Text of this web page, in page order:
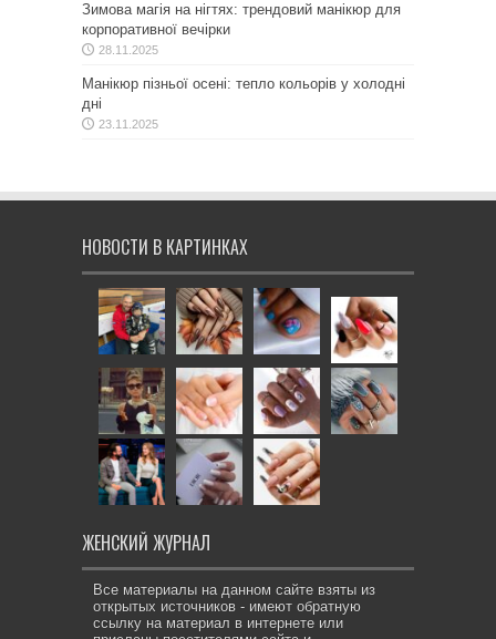
Зимова магія на нігтях: трендовий манікюр для
корпоративної вечірки
28.11.2025
Манікюр пізньої осені: тепло кольорів у холодні
дні
23.11.2025
НОВОСТИ В КАРТИНКАХ
ЖЕНСКИЙ ЖУРНАЛ
Все материалы на данном сайте взяты из
открытых источников - имеют обратную
ссылку на материал в интернете или